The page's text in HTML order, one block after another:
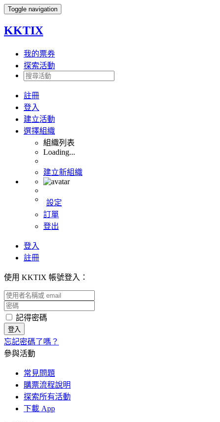
Toggle navigation
KKTIX
我的票券
探索活動
註冊
登入
建立活動
選擇組織
組織列表
Loading...
建立新組織
設定
訂單
登出
登入
註冊
使用 KKTIX 帳號登入：
記得密碼
忘記密碼了嗎？
參與活動
常見問題
購票流程說明
探索所有活動
下載 App